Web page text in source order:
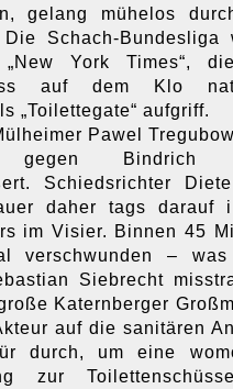
gelang mühelos
Die Schach-Bundesliga
York Times“,
auf dem Klo
„Toilettegate“ aufgriff.
Pawel
gegen Bindrich
Schiedsrichter
daher tags darauf
im Visier. Binnen 45
verschwunden –
Siebrecht
Katernberger
auf die sanitären
durch, um eine
zur